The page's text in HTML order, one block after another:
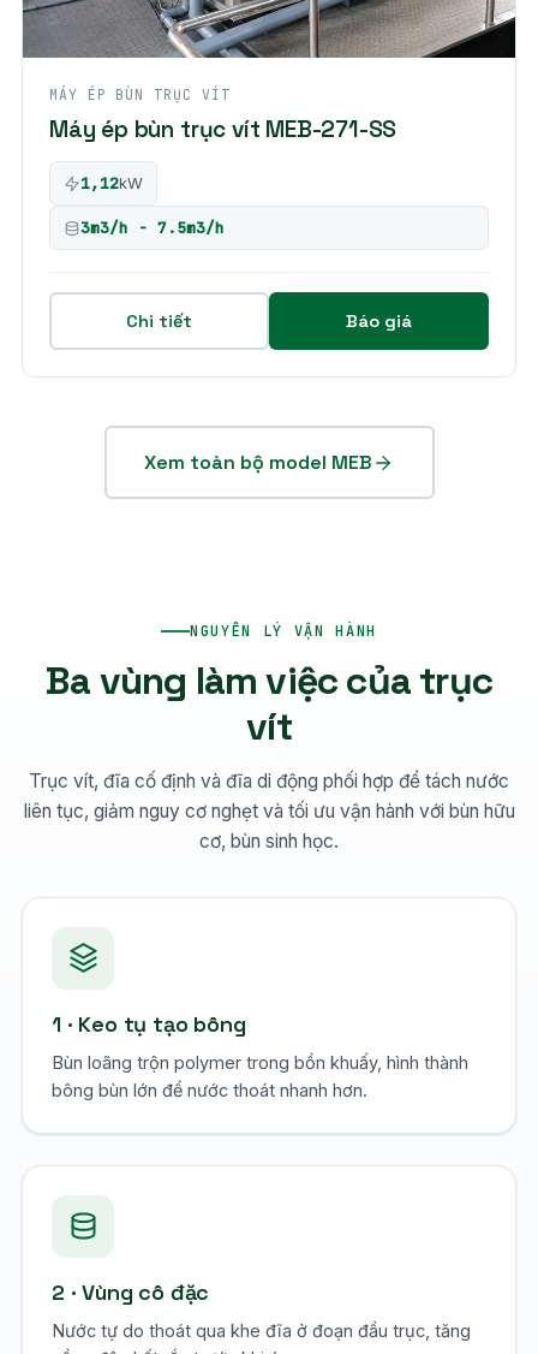
MÁY ÉP BÙN TRỤC VÍT
Máy ép bùn trục vít MEB-271-SS
1,12kW
3m3/h - 7.5m3/h
Chi tiết Báo giá
Xem toàn bộ model MEB
NGUYÊN LÝ VẬN HÀNH
Ba vùng làm việc của trục
vít
Trục vít, đĩa cố định và đĩa di động phối hợp để tách nước
liên tục, giảm nguy cơ nghẹt và tối ưu vận hành với bùn hữu
cơ, bùn sinh học.
1 · Keo tụ tạo bông
Bùn loãng trộn polymer trong bồn khuấy, hình thành
bông bùn lớn để nước thoát nhanh hơn.
2 · Vùng cô đặc
Nước tự do thoát qua khe đĩa ở đoạn đầu trục, tăng